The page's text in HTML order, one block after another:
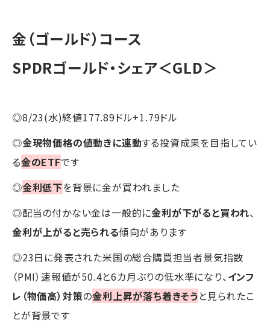
金（ゴールド）コース
SPDRゴールド・シェア＜GLD＞
◎8/23(水)終値177.89ドル+1.79ドル
◎金現物価格の値動きに連動する投資成果を目指してい
る金のETFです
◎金利低下を背景に金が買われました
◎配当の付かない金は一般的に金利が下がると買われ、
金利が上がると売られる傾向があります
◎23日に発表された米国の総合購買担当者景気指数
（PMI）速報値が50.4と6カ月ぶりの低水準になり、 インフ
レ（物価高）対策の金利上昇が落ち着きそう と見られたこ
とが背景です